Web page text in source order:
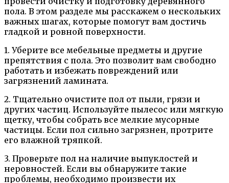
пола. В этом разделе мы расскажем о нескольких
важных шагах, которые помогут вам достичь
гладкой и ровной поверхности.
1. Уберите все мебельные предметы и другие
препятствия с пола. Это позволит вам свободно
работать и избежать повреждений или
загрязнений ламината.
2. Тщательно очистите пол от пыли, грязи и
других частиц. Используйте пылесос или мягкую
щетку, чтобы собрать все мелкие мусорные
частицы. Если пол сильно загрязнен, протрите
его влажной тряпкой.
3. Проверьте пол на наличие выпуклостей и
неровностей. Если вы обнаружите такие
проблемы, необходимо произвести их